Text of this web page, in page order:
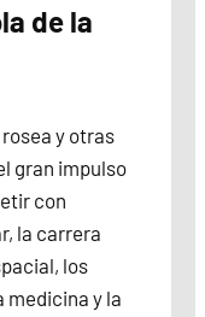
de la
y otras
gran impulso
con
la carrera
los
medicina y la